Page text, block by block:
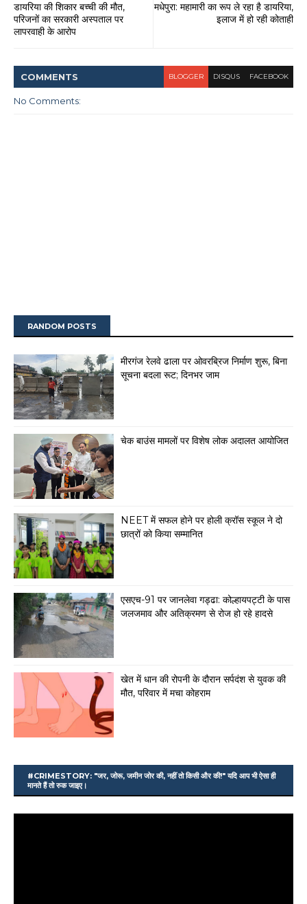
मधेपुरा: महामारी का रूप ले रहा है डायरिया,
इलाज में हो रही कोताही
डायरिया की शिकार बच्ची की मौत,
परिजनों का सरकारी अस्पताल पर
लापरवाही के आरोप
COMMENTS BLOGGER DISQUS FACEBOOK
No Comments:
RANDOM POSTS
मीरगंज रेलवे ढाला पर ओवरब्रिज निर्माण शुरू, बिना
सूचना बदला रूट; दिनभर जाम
चेक बाउंस मामलों पर विशेष लोक अदालत आयोजित
NEET में सफल होने पर होली क्रॉस स्कूल ने दो
छात्रों को किया सम्मानित
एसएच-91 पर जानलेवा गड्ढा: कोल्हायपट्टी के पास
जलजमाव और अतिक्रमण से रोज हो रहे हादसे
खेत में धान की रोपनी के दौरान सर्पदंश से युवक की
मौत, परिवार में मचा कोहराम
#CRIMESTORY: "जर, जोरू, जमीन जोर की, नहीं तो किसी और की!" यदि आप भी ऐसा ही
मानते हैं तो रुक जाइए।